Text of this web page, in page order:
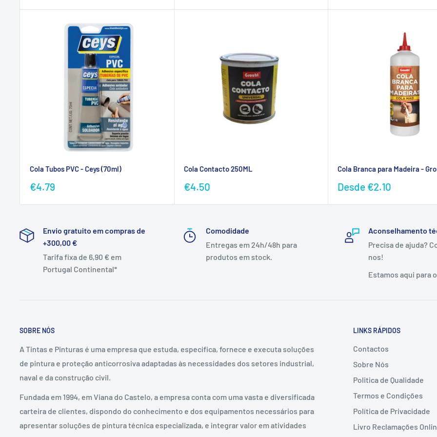
Cola Tubos PVC - Ceys (70ml)
Preço
€4.79
Cola Contacto 250ML
Preço
€4.50
Cola Branca para Madeira -
Preço
Desde €2.10
Envio gratuito em compras de
+300,00 €
Tarifa fixa de 6,90 € em
Portugal Continental*
Comodidade
Entregas em 24h/48h para
produtos em stock.
Aconselhamento
Precisa de ajuda?
nos!
Estamos aqui para
SOBRE NÓS
A Tintas e Pinturas é uma empresa que estuda, especifica, fornece e executa soluções
de pintura e proteção anticorrosiva adaptadas às necessidades dos setores industrial,
naval e da construção civil.
Fundada em 1994, em Viana do Castelo, a empresa conta com uma vasta e diversificada
carteira de clientes, dispondo do conhecimento e dos equipamentos necessários para
apresentar soluções de pintura técnica especializada, e integrar valor em atividades
LINKS RÁPIDOS
Contactos
Sobre Nós
Politica de Qualidade
Termos e Condições
Política de Privacidade
Livro Reclamações